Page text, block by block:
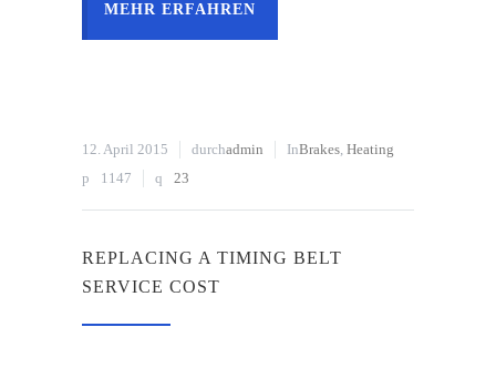
MEHR ERFAHREN
12. April 2015 durchadmin InBrakes, Heating
1147
23
REPLACING A TIMING BELT
SERVICE COST